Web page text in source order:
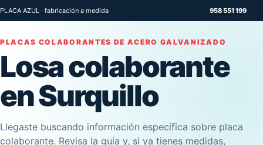
PLACA AZUL · fabricación a medida 958 551 199
PLACAS COLABORANTES DE ACERO GALVANIZADO
Losa colaborante
en Surquillo
Llegaste buscando información específica sobre placa
colaborante. Revisa la guía y, si ya tienes medidas,